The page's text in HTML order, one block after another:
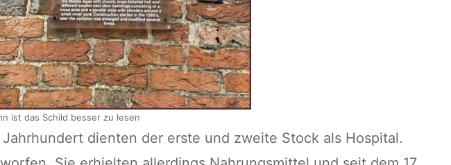
ist das Schild besser zu lesen
dienten der erste und zweite Stock als Hospital.